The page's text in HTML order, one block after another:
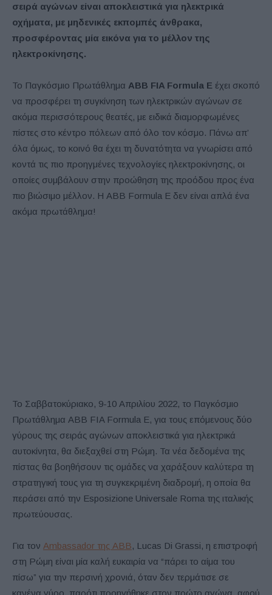
σειρά αγώνων είναι αποκλειστικά για ηλεκτρικά
οχήματα, με μηδενικές εκπομπές άνθρακα,
προσφέροντας μία εικόνα για το μέλλον της
ηλεκτροκίνησης.
Το Παγκόσμιο Πρωτάθλημα ABB FIA Formula E έχει σκοπό
να προσφέρει τη συγκίνηση των ηλεκτρικών αγώνων σε
ακόμα περισσότερους θεατές, με ειδικά διαμορφωμένες
πίστες στο κέντρο πόλεων από όλο τον κόσμο. Πάνω απ’
όλα όμως, το κοινό θα έχει τη δυνατότητα να γνωρίσει από
κοντά τις πιο προηγμένες τεχνολογίες ηλεκτροκίνησης, οι
οποίες συμβάλουν στην προώθηση της προόδου προς ένα
πιο βιώσιμο μέλλον. Η ABB Formula E δεν είναι απλά ένα
ακόμα πρωτάθλημα!
Το Σαββατοκύριακο, 9-10 Απριλίου 2022, το Παγκόσμιο
Πρωτάθλημα ABB FIA Formula E, για τους επόμενους δύο
γύρους της σειράς αγώνων αποκλειστικά για ηλεκτρικά
αυτοκίνητα, θα διεξαχθεί στη Ρώμη. Τα νέα δεδομένα της
πίστας θα βοηθήσουν τις ομάδες να χαράξουν καλύτερα τη
στρατηγική τους για τη συγκεκριμένη διαδρομή, η οποία θα
περάσει από την Esposizione Universale Roma της ιταλικής
πρωτεύουσας.
Για τον Ambassador της ABB, Lucas Di Grassi, η επιστροφή
στη Ρώμη είναι μία καλή ευκαιρία να “πάρει το αίμα του
πίσω” για την περσινή χρονιά, όταν δεν τερμάτισε σε
κανένα γύρο, παρότι προηγήθηκε στον πρώτο αγώνα, αφού